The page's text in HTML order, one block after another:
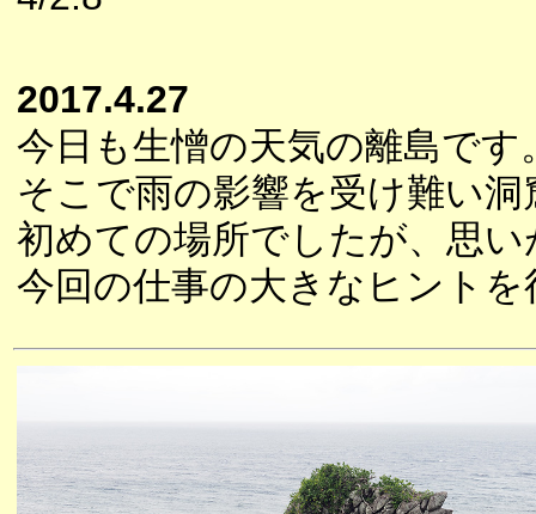
2017.4.27
今日も生憎の天気の離島です
そこで雨の影響を受け難い
初めての場所でしたが、思
今回の仕事の大きなヒント